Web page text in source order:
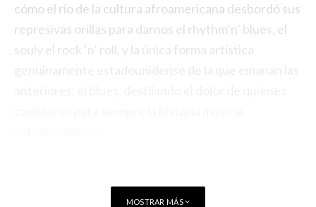
cómo el río de la cultura afroamericana desbordó sus
represivas orillas para darnos el rhythm‘n’ blues, el
souly el rock ‘n’ roll, y la única forma artística
MOSTRAR MÁS